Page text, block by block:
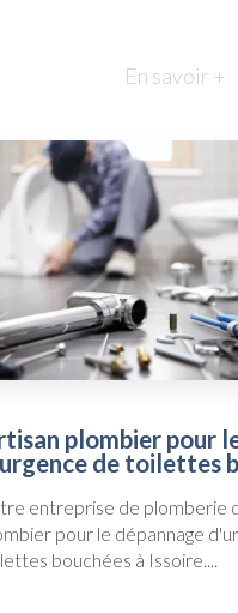
En savoir +
plombier pour
de toilettes
entreprise de plomberie
pour le dépannage
bouchées à Issoire....